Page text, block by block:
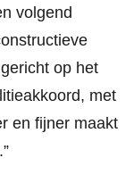
volgend
op het
met
en fijner maakt